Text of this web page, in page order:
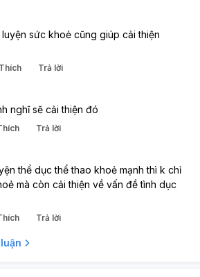
sức khoẻ cũng giúp cải thiện
Thích Trả lời
nghĩ sẽ cải thiện đó
Trả lời
thể dục thể thao khoẻ mạnh thì k chỉ
mà còn cải thiện về vấn đề tình dục
Trả lời